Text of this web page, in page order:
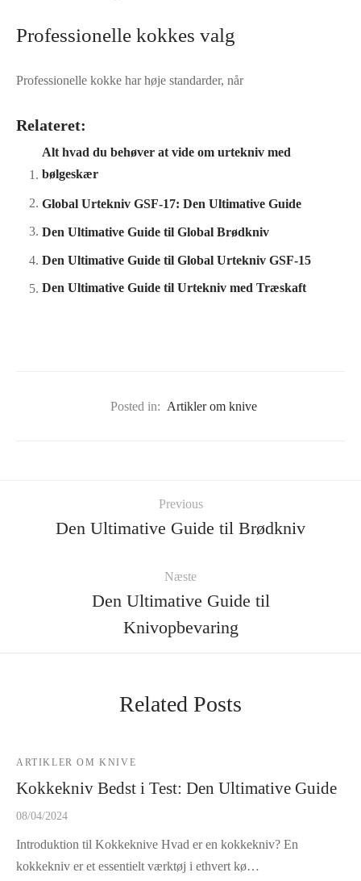
Professionelle kokkes valg
Professionelle kokke har høje standarder, når
Relateret:
Alt hvad du behøver at vide om urtekniv med
bølgeskær
Global Urtekniv GSF-17: Den Ultimative Guide
Den Ultimative Guide til Global Brødkniv
Den Ultimative Guide til Global Urtekniv GSF-15
Den Ultimative Guide til Urtekniv med Træskaft
Posted in: Artikler om knive
Previous
Den Ultimative Guide til Brødkniv
Næste
Den Ultimative Guide til
Knivopbevaring
Related Posts
ARTIKLER OM KNIVE
Kokkekniv Bedst i Test: Den Ultimative Guide
08/04/2024
Introduktion til Kokkeknive Hvad er en kokkekniv? En
kokkekniv er et essentielt værktøj i ethvert kø…